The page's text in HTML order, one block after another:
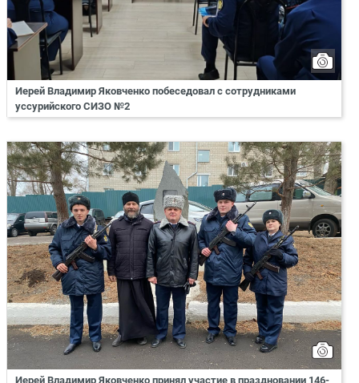
Иерей Владимир Яковченко побеседовал с сотрудниками
уссурийского СИЗО №2
Иерей Владимир Яковченко принял участие в праздновании 146-